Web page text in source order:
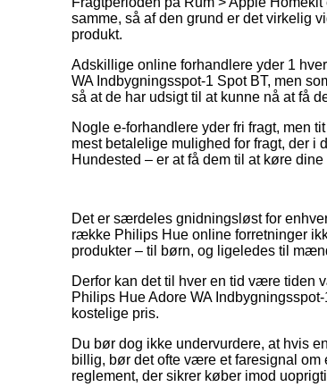
samme, så af den grund er det virkelig
produkt.
Adskillige online forhandlere yder 1
WA Indbygningsspot-1 Spot BT, men
så at de har udsigt til at kunne nå at få
Nogle e-forhandlere yder fri fragt, men
mest betalelige mulighed for fragt, der
Hundested – er at få dem til at køre
Det er særdeles gnidningsløst for
række Philips Hue online forretninger
produkter – til børn, og ligeledes til
Derfor kan det til hver en tid være tiden
Philips Hue Adore WA
kostelige pris.
Du bør dog ikke undervurdere, at hvis
billig, bør det ofte være et faresignal
reglement, der sikrer køber imod